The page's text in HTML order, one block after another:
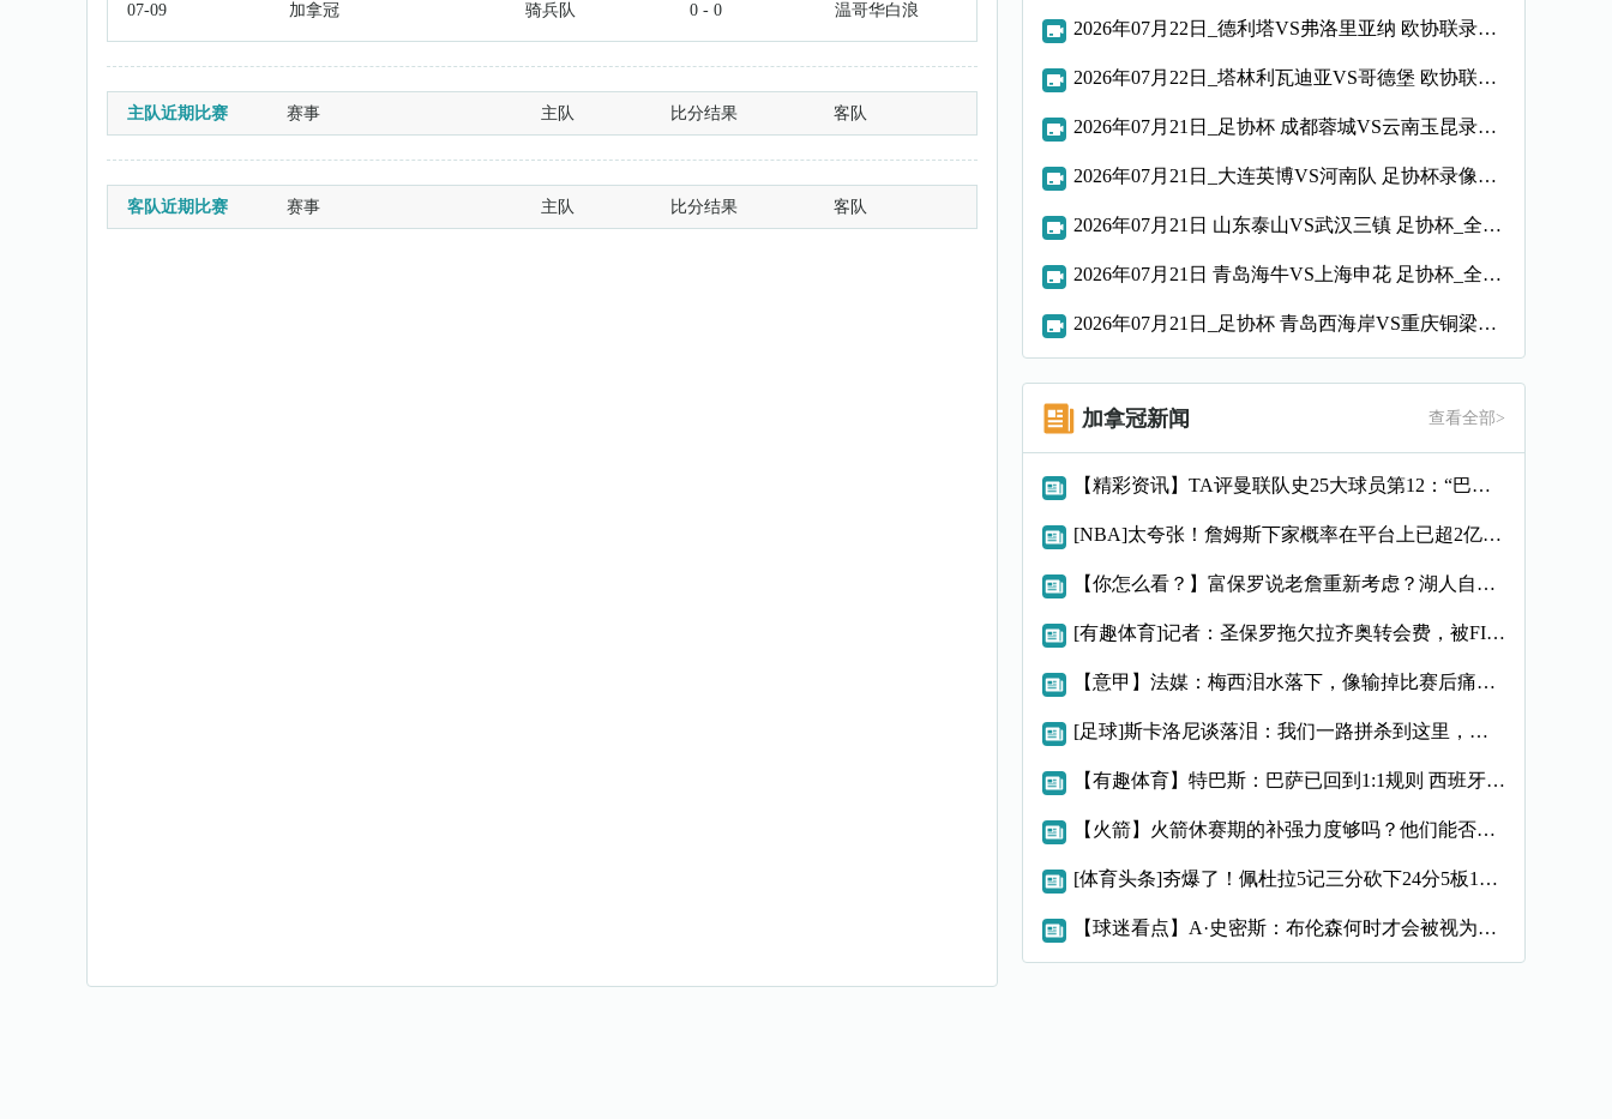
07-09 加拿冠 骑兵队 0 - 0 温哥华白浪
主队近期比赛 赛事 主队 比分结果 客队
客队近期比赛 赛事 主队 比分结果 客队
2026年07月22日_德利塔VS弗洛里亚纳 欧协联录像_全场录像【高清回放】
2026年07月22日_塔林利瓦迪亚VS哥德堡 欧协联录像_全场录像【视频集锦】
2026年07月21日_足协杯 成都蓉城VS云南玉昆录像_全场录像【高清回放】
2026年07月21日_大连英博VS河南队 足协杯录像_全场录像【高清回放】
2026年07月21日 山东泰山VS武汉三镇 足协杯_全场录像【全场回放】
2026年07月21日 青岛海牛VS上海申花 足协杯_全场录像【视频集锦】
2026年07月21日_足协杯 青岛西海岸VS重庆铜梁龙录像_全场录像【视频集锦】
加拿冠新闻 查看全部>
【精彩资讯】TA评曼联队史25大球员第12：“巴斯比宝贝”的
[NBA]太夸张！詹姆斯下家概率在平台上已超2亿美元投注 比
【你怎么看？】富保罗说老詹重新考虑？湖人自媒体：他再回湖人那
[有趣体育]记者：圣保罗拖欠拉齐奥转会费，被FIFA处以转会
【意甲】法媒：梅西泪水落下，像输掉比赛后痛哭的孩子，时光仿佛
[足球]斯卡洛尼谈落泪：我们一路拼杀到这里，所经历的一切太震
【有趣体育】特巴斯：巴萨已回到1:1规则 西班牙有最好的联赛
【火箭】火箭休赛期的补强力度够吗？他们能否在西部与顶尖豪强抗
[体育头条]夯爆了！佩杜拉5记三分砍下24分5板11助6断
【球迷看点】A·史密斯：布伦森何时才会被视为超巨？卫冕冠军不